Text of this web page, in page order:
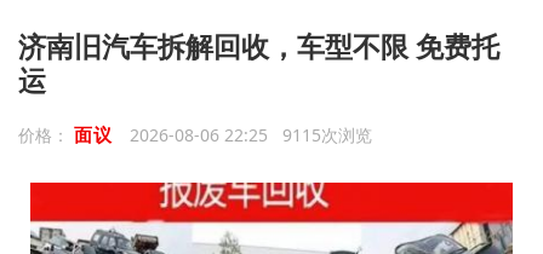
济南旧汽车拆解回收，车型不限 免费托
运
价格： 面议 2026-08-06 22:25 9115次浏览